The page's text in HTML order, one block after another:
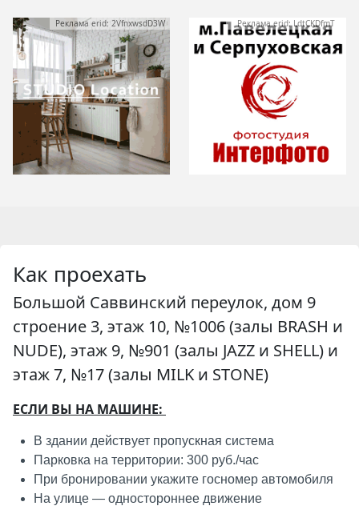
Реклама erid: 2VfnxwsdD3W Реклама erid: LdtCKDfmT
Как проехать
Большой Саввинский переулок, дом 9
строение 3, этаж 10, №1006 (залы BRASH и
NUDE), этаж 9, №901 (залы JAZZ и SHELL) и
этаж 7, №17 (залы MILK и STONE)
ЕСЛИ ВЫ НА МАШИНЕ:
В здании действует пропускная система
Парковка на территории: 300 руб./час
При бронировании укажите госномер автомобиля
На улице — одностороннее движение